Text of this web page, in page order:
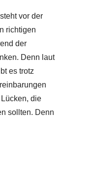
vor der
richtigen
der
Denn laut
es trotz
die
sollten. Denn